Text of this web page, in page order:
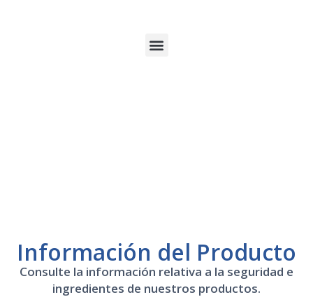
Información del Producto
Consulte la información relativa a la seguridad e
ingredientes de nuestros productos.